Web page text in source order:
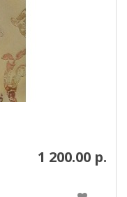
1 200.00 р.